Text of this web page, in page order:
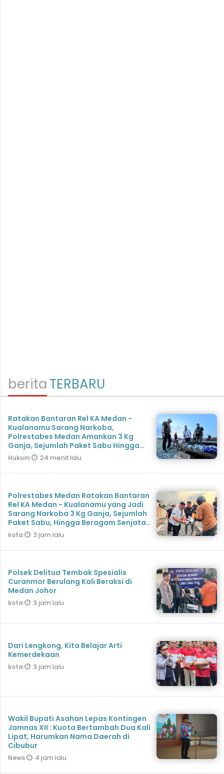
beritaTERBARU
Ratakan Bantaran Rel KA Medan -
Kualanamu Sarang Narkoba,
Polrestabes Medan Amankan 3 Kg
Ganja, Sejumlah Paket Sabu Hingga
Beragam Senjata Disita
Hukum 24 menit lalu
Polrestabes Medan Ratakan Bantaran
Rel KA Medan - Kualanamu yang Jadi
Sarang Narkoba 3 Kg Ganja, Sejumlah
Paket Sabu, Hingga Beragam Senjata
Disita
kota 3 jam lalu
Polsek Delitua Tembak Spesialis
Curanmor Berulang Kali Beraksi di
Medan Johor
kota 3 jam lalu
Dari Lengkong, Kita Belajar Arti
Kemerdekaan
kota 3 jam lalu
Wakil Bupati Asahan Lepas Kontingen
Jamnas XII : Kuota Bertambah Dua Kali
Lipat, Harumkan Nama Daerah di
Cibubur
News 4 jam lalu